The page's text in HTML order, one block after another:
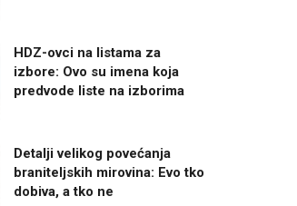
HDZ-ovci na listama za
izbore: Ovo su imena koja
predvode liste na izborima
Detalji velikog povećanja
braniteljskih mirovina: Evo tko
dobiva, a tko ne